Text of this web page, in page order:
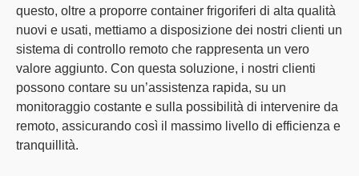
questo, oltre a proporre container frigoriferi di alta qualità
nuovi e usati, mettiamo a disposizione dei nostri clienti un
sistema di controllo remoto che rappresenta un vero
valore aggiunto. Con questa soluzione, i nostri clienti
possono contare su un’assistenza rapida, su un
monitoraggio costante e sulla possibilità di intervenire da
remoto, assicurando così il massimo livello di efficienza e
tranquillità.